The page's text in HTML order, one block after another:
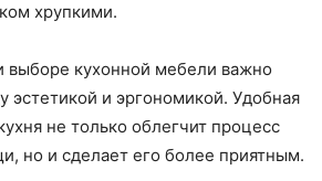
хрупкими.
выборе кухонной мебели важно
эстетикой и эргономикой. Удобная
не только облегчит процесс
но и сделает его более приятным.